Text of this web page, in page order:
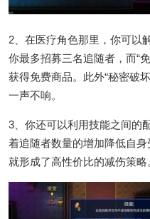
2、在医疗角色那里，你可以
你最多招募三名追随者，而“
获得免费商品。此外“秘密破
一声不响。
3、你还可以利用技能之间的
着追随者数量的增加降低自
就形成了高性价比的减伤策略